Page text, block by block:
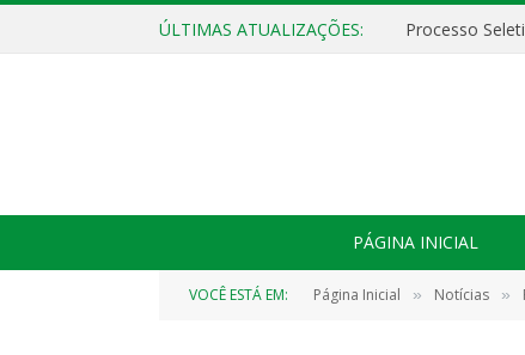
ÚLTIMAS ATUALIZAÇÕES:
PÁGINA INICIAL
VOCÊ ESTÁ EM: Página Inicial » Notícias »